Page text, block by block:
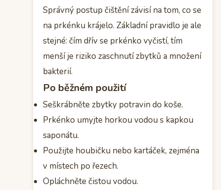
Správný postup čištění závisí na tom, co se
na prkénku krájelo. Základní pravidlo je ale
stejné: čím dřív se prkénko vyčistí, tím
menší je riziko zaschnutí zbytků a množení
bakterií.
Po běžném použití
Seškrábněte zbytky potravin do koše.
Prkénko umyjte horkou vodou s kapkou
saponátu.
Použijte houbičku nebo kartáček, zejména
v místech po řezech.
Opláchněte čistou vodou.